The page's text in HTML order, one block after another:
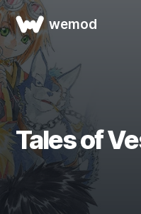
wemod
Tales of